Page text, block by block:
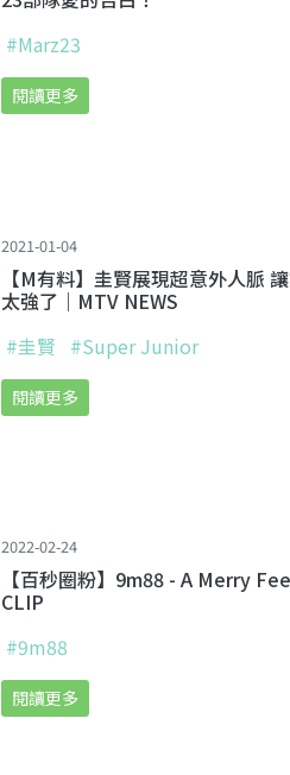
#Marz23
閱讀更多
2021-01-04
【M有料】圭賢展現超意外人脈
太強了｜MTV NEWS
#圭賢 #Super Junior
閱讀更多
2022-02-24
【百秒圈粉】9m88 - A Merry
CLIP
#9m88
閱讀更多